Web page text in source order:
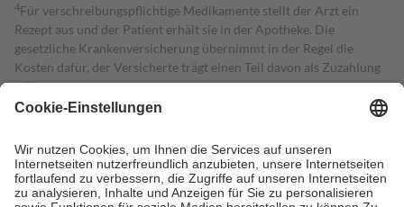
4Für verschreibungspflichtige Medikamente stellt der Arzt ein
Rezept aus und der Patient erhält sie in der Apotheke. Die
gesetzliche Krankenversicherung übernimmt in der Regel die
Kosten dafür, der Versicherte trägt einen Teil davon als Zuzahlung
mit.
Grundsätzlich leisten Mitglieder Zuzahlungen in Höhe von zehn
höchstens zehn Euro.
Es sind jedoch nie mehr als die tatsächlichen
Kosten der Leistung zu entrichten.
Diese Regeln gelten grundsätzlich auch für Online-Apotheken.
Bei Heilmitteln und häuslicher Krankenpflege beträgt die